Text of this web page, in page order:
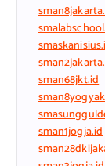
sman68jkt.id
sman1jogja.id